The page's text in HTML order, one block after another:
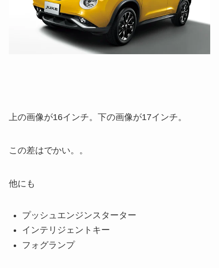
上の画像が16インチ。下の画像が17インチ。
この差はでかい。。
他にも
プッシュエンジンスターター
インテリジェントキー
フォグランプ